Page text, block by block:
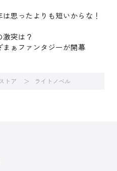
思ったよりも短いからな！
突は？
ぁファンタジーが開幕
トア ライトノベル